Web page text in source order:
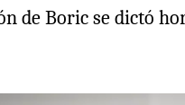
de Boric se dictó